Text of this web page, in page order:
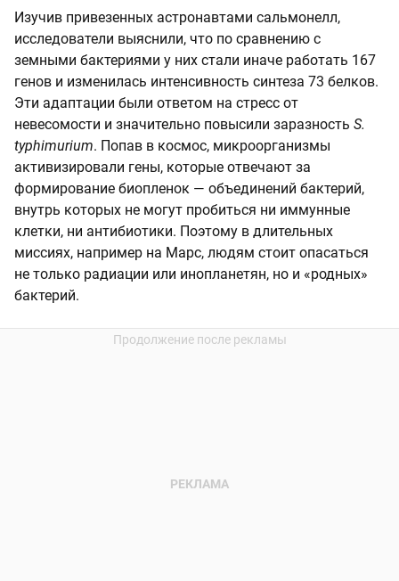
Изучив привезенных астронавтами сальмонелл,
исследователи выяснили, что по сравнению с
земными бактериями у них стали иначе работать 167
генов и изменилась интенсивность синтеза 73 белков.
Эти адаптации были ответом на стресс от
невесомости и значительно повысили заразность S.
typhimurium. Попав в космос, микроорганизмы
активизировали гены, которые отвечают за
формирование биопленок — объединений бактерий,
внутрь которых не могут пробиться ни иммунные
клетки, ни антибиотики. Поэтому в длительных
миссиях, например на Марс, людям стоит опасаться
не только радиации или инопланетян, но и «родных»
бактерий.